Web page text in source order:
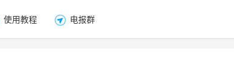
使用教程 电报群